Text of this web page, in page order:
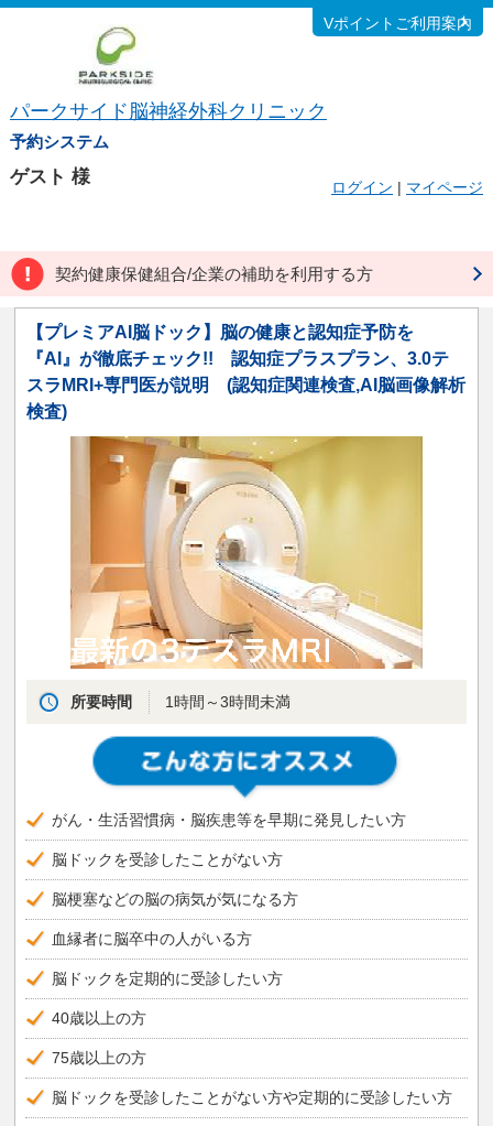
パークサイド脳神経外科クリニック
予約システム
Vポイントご利用案内
ゲスト 様 ログイン | マイページ
契約健康保健組合/企業の補助を利用する方
【プレミアAI脳ドック】脳の健康と認知症予防を
『AI』が徹底チェック!! 認知症プラスプラン、3.0テ
スラMRI+専門医が説明 (認知症関連検査,AI脳画像解析
検査)
所要時間 1時間～3時間未満
がん・生活習慣病・脳疾患等を早期に発見したい方
脳ドックを受診したことがない方
脳梗塞などの脳の病気が気になる方
血縁者に脳卒中の人がいる方
脳ドックを定期的に受診したい方
40歳以上の方
75歳以上の方
脳ドックを受診したことがない方や定期的に受診したい方